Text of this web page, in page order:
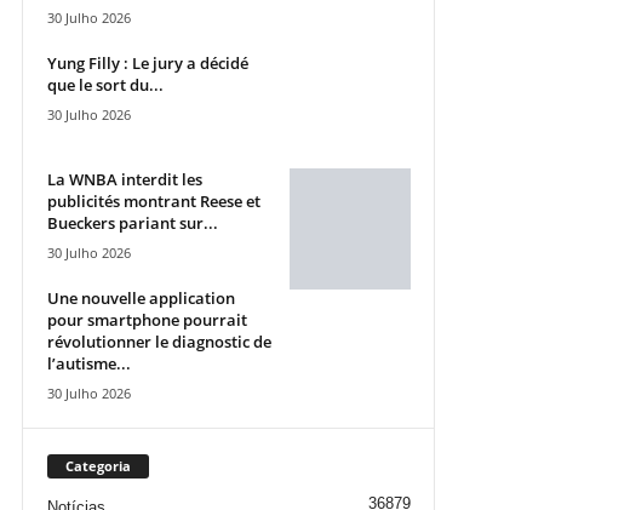
30 Julho 2026
Yung Filly : Le jury a décidé
que le sort du...
30 Julho 2026
La WNBA interdit les
publicités montrant Reese et
Bueckers pariant sur...
30 Julho 2026
Une nouvelle application
pour smartphone pourrait
révolutionner le diagnostic de
l’autisme...
30 Julho 2026
Categoria
36879